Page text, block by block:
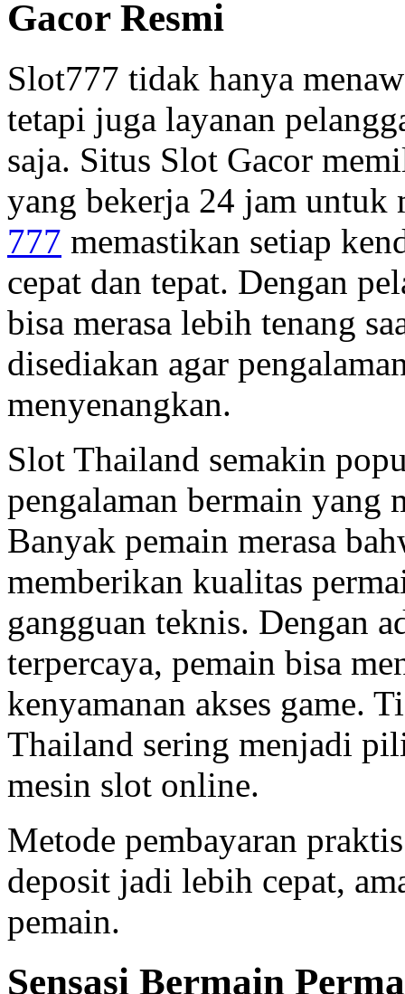
Gacor Resmi
Slot777 tidak hanya
tetapi juga layanan
saja. Situs Slot Gacor
yang bekerja 24 jam untuk
777 memastikan setiap
cepat dan tepat. Dengan
bisa merasa lebih tenang
disediakan agar
menyenangkan.
Slot Thailand semakin
pengalaman bermain yang
Banyak pemain merasa
memberikan kualitas
gangguan teknis. Dengan
terpercaya, pemain bisa
kenyamanan akses game.
Thailand sering menjadi
mesin slot online.
Metode pembayaran
deposit jadi lebih cepat,
pemain.
Sensasi Bermain